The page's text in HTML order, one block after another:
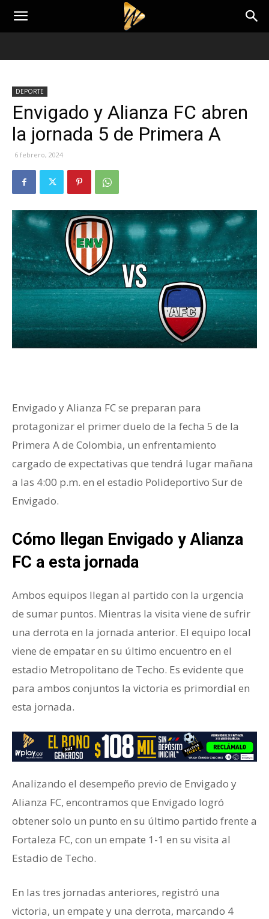
DEPORTE
Envigado y Alianza FC abren
la jornada 5 de Primera A
6 febrero, 2024
Envigado y Alianza FC se preparan para
protagonizar el primer duelo de la fecha 5 de la
Primera A de Colombia, un enfrentamiento
cargado de expectativas que tendrá lugar mañana
a las 4:00 p.m. en el estadio Polideportivo Sur de
Envigado.
Cómo llegan Envigado y Alianza
FC a esta jornada
Ambos equipos llegan al partido con la urgencia
de sumar puntos. Mientras la visita viene de sufrir
una derrota en la jornada anterior. El equipo local
viene de empatar en su último encuentro en el
estadio Metropolitano de Techo. Es evidente que
para ambos conjuntos la victoria es primordial en
esta jornada.
Analizando el desempeño previo de Envigado y
Alianza FC, encontramos que Envigado logró
obtener solo un punto en su último partido frente a
Fortaleza FC, con un empate 1-1 en su visita al
Estadio de Techo.
En las tres jornadas anteriores, registró una
victoria, un empate y una derrota, marcando 4